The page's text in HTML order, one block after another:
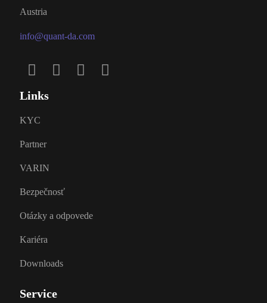
Austria
info@quant-da.com
Links
KYC
Partner
VARIN
Bezpečnosť
Otázky a odpovede
Kariéra
Downloads
Service